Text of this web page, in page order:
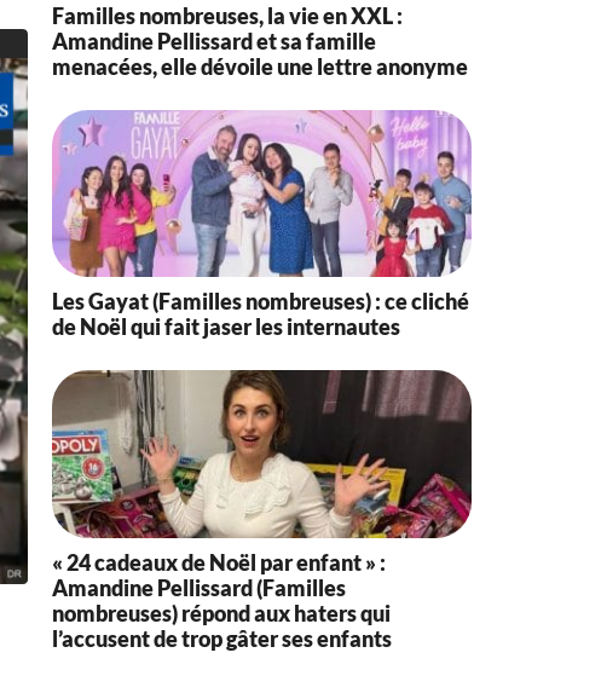
Familles nombreuses, la vie en XXL :
Amandine Pellissard et sa famille
menacées, elle dévoile une lettre anonyme
Les Gayat (Familles nombreuses) : ce cliché
de Noël qui fait jaser les internautes
« 24 cadeaux de Noël par enfant » :
Amandine Pellissard (Familles
nombreuses) répond aux haters qui
l’accusent de trop gâter ses enfants